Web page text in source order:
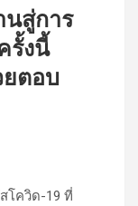
นสู่การ
รั้งนี้
ตอบ
โควิด-19 ที่